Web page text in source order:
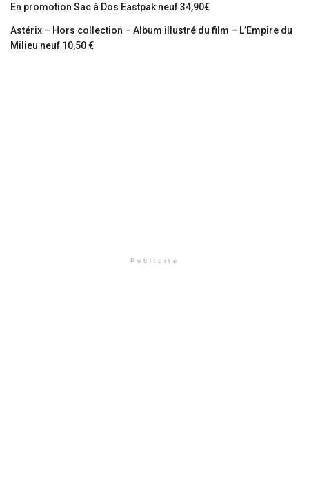
En promotion Sac à Dos Eastpak neuf 34,90€
Astérix – Hors collection – Album illustré du film – L’Empire du
Milieu neuf 10,50 €
Publicité